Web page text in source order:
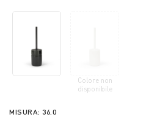
Colore non
disponibile
selected
MISURA: 36.0